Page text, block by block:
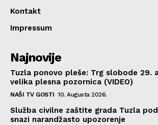
Kontakt
Impressum
Najnovije
Tuzla ponovo pleše: Trg slobode 29.
velika plesna pozornica (VIDEO)
NAŠI TV GOSTI 10. Augusta 2026.
Služba civilne zaštite grada Tuzla
snazi narandžasto upozorenje